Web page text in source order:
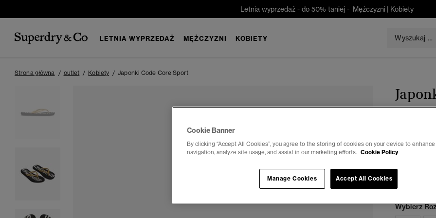
Letnia wyprzedaż - do 50% taniej - Mężczyzni | Kobiety
LETNIA WYPRZEDAŻ MĘŻCZYZNI KOBIETY
Strona główna outlet Kobiety Japonki Code Core Sport
Wybierz
Cookie Banner
By clicking “Accept All Cookies”, you agree to the storing of cookies on your device to
navigation, analyze site usage, and assist in our marketing efforts. Cookie Policy
Accept All Cookies
Manage Cookies